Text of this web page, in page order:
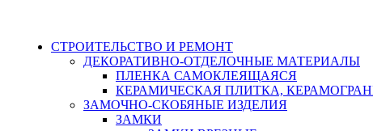
СТРОИТЕЛЬСТВО И РЕМОНТ
ДЕКОРАТИВНО-ОТДЕЛОЧНЫЕ МАТЕРИАЛЫ
ПЛЕНКА САМОКЛЕЯЩАЯСЯ
КЕРАМИЧЕСКАЯ ПЛИТКА,
ЗАМОЧНО-СКОБЯНЫЕ ИЗДЕЛИЯ
ЗАМКИ